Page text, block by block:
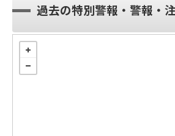
過去の特別警報・警報・